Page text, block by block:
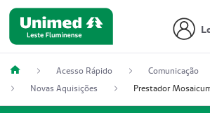
Acesso Rápido
Comunicação
Novas Aquisições